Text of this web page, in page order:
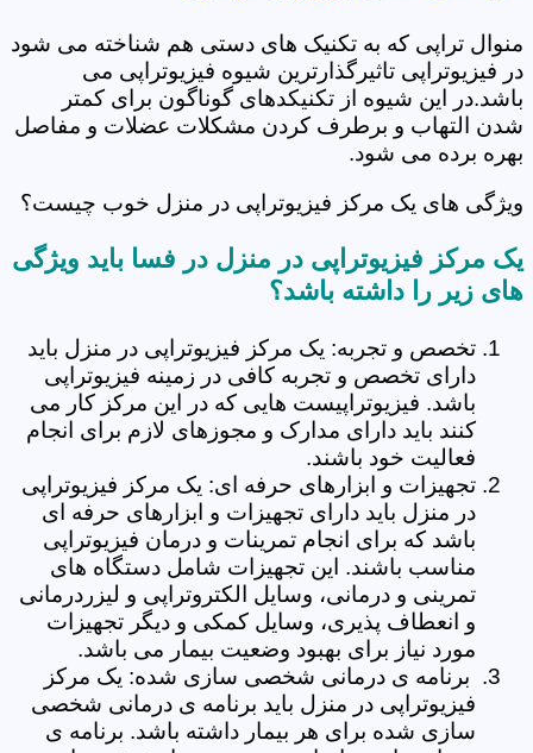
منوال تراپی که به تکنیک های دستی هم شناخته می شود
در فیزیوتراپی تاثیرگذارترین شیوه فیزیوتراپی می
باشد.در این شیوه از تکنیکدهای گوناگون برای کمتر
شدن التهاب و برطرف کردن مشکلات عضلات و مفاصل
بهره برده می شود.
ویژگی های یک مرکز فیزیوتراپی در منزل خوب چیست؟
یک مرکز فیزیوتراپی در منزل در فسا باید ویژگی
های زیر را داشته باشد؟
تخصص و تجربه: یک مرکز فیزیوتراپی در منزل باید
دارای تخصص و تجربه کافی در زمینه فیزیوتراپی
باشد. فیزیوتراپیست هایی که در این مرکز کار می
کنند باید دارای مدارک و مجوزهای لازم برای انجام
فعالیت خود باشند.
تجهیزات و ابزارهای حرفه ای: یک مرکز فیزیوتراپی
در منزل باید دارای تجهیزات و ابزارهای حرفه ای
باشد که برای انجام تمرینات و درمان فیزیوتراپی
مناسب باشند. این تجهیزات شامل دستگاه های
تمرینی و درمانی، وسایل الکتروتراپی و لیزردرمانی
و انعطاف پذیری، وسایل کمکی و دیگر تجهیزات
مورد نیاز برای بهبود وضعیت بیمار می باشد.
برنامه ی درمانی شخصی سازی شده: یک مرکز
فیزیوتراپی در منزل باید برنامه ی درمانی شخصی
سازی شده برای هر بیمار داشته باشد. برنامه ی